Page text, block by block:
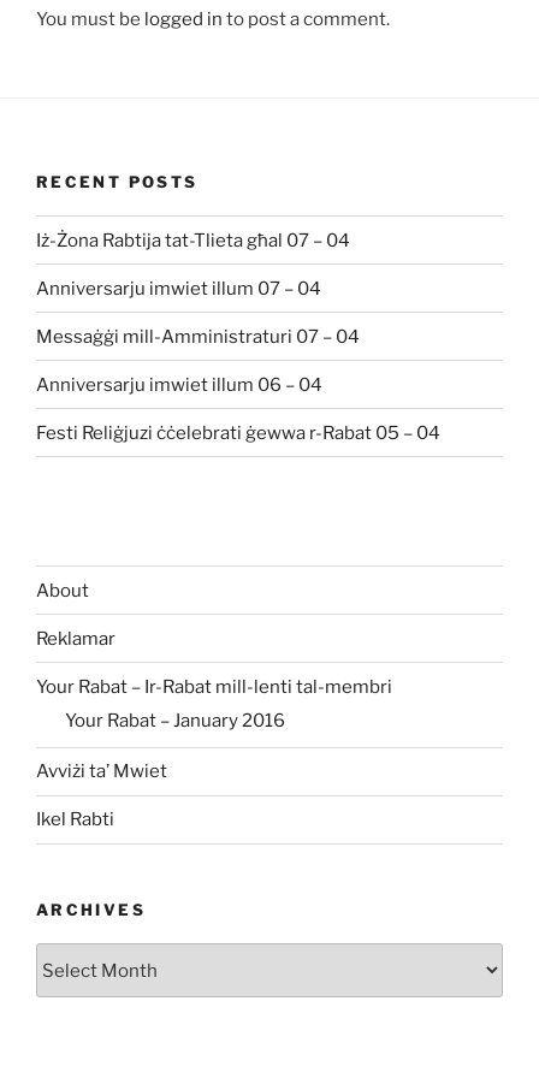
You must be logged in to post a comment.
RECENT POSTS
Iż-Żona Rabtija tat-Tlieta għal 07 – 04
Anniversarju imwiet illum 07 – 04
Messaġġi mill-Amministraturi 07 – 04
Anniversarju imwiet illum 06 – 04
Festi Reliġjuzi ċċelebrati ġewwa r-Rabat 05 – 04
About
Reklamar
Your Rabat – Ir-Rabat mill-lenti tal-membri
Your Rabat – January 2016
Avviżi ta’ Mwiet
Ikel Rabti
ARCHIVES